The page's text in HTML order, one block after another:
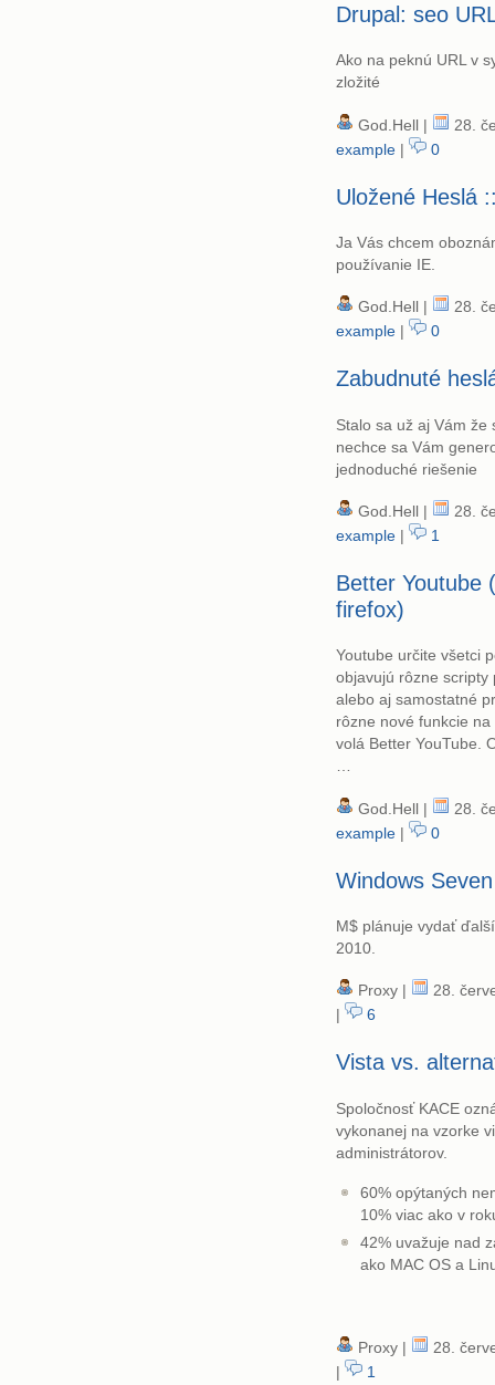
Drupal: seo
Ako na peknú URL v
zložité
God.Hell |
28.
example | 0
Uložené Heslá
Ja Vás chcem
používanie IE.
God.Hell |
28.
example | 0
Zabudnuté
Stalo sa už aj Vám že
nechce sa Vám
jednoduché riešenie
God.Hell |
28.
example | 1
Better Youtube
firefox)
Youtube určite všetci
objavujú rôzne scripty
alebo aj samostatné
rôzne nové funkcie
volá Better YouTube.
…
God.Hell |
28.
example | 0
Windows
M$ plánuje vydať
2010.
Proxy |
28.
|
6
Vista vs.
Spoločnosť KACE
vykonanej na vzorke
administrátorov.
60% opýtaných
10% viac ako v
42% uvažuje nad
ako MAC OS a
Proxy |
28.
|
1